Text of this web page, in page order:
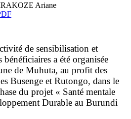
Ariane
de sensibilisation et
bénéficiaires a été organisée
de Muhuta, au profit des
Busenge et Rutongo, dans le
du projet « Santé mentale
Durable au Burundi